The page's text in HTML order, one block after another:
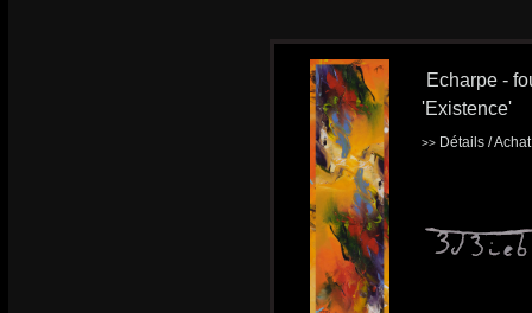
Echarpe -
'Existence'
>> Détails /